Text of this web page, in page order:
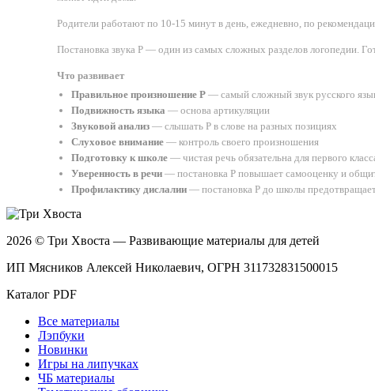
Родители работают по 10-15 минут в день, ежедневно, по
Постановка звука Р — один из самых сложных разделов логопедии.
Что развивает
Правильное произношение Р — самый сложный звук русского
Подвижность языка — основа артикуляции
Звуковой анализ — слышать Р в слове на разных позициях
Слуховое внимание — контроль своего произношения
Подготовку к школе — чистая речь обязательна для первого
Уверенность в речи — постановка Р повышает самооценку и
Профилактику дислалии — постановка Р до школы
2026 © Три Хвоста — Развивающие материалы для детей
ИП Мясников Алексей Николаевич, ОГРН 311732831500015
Каталог PDF
Все материалы
Лэпбуки
Новинки
Игры на липучках
ЧБ материалы